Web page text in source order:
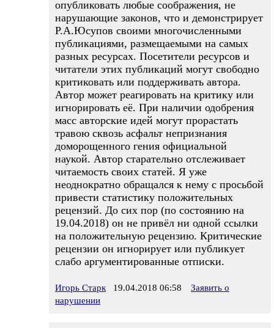
опубликовать любые соображения, не
нарушающие законов, что и демонстрирует
Р.А.Юсупов своими многочисленными
публикациями, размещаемыми на самых
разных ресурсах. Посетители ресурсов и
читатели этих публикаций могут свободно
критиковать или поддерживать автора.
Автор может реагировать на критику или
игнорировать её. При наличии одобрения
масс авторские идей могут прорастать
травою сквозь асфальт непризнания
доморощенного гения официальной
наукой. Автор старательно отслеживает
читаемость своих статей. Я уже
неоднократно обращался к нему с просьбой
привести статистику положительных
рецензий. До сих пор (по состоянию на
19.04.2018) он не привёл ни одной ссылки
на положительную рецензию. Критические
рецензии он игнорирует или публикует
слабо аргументированные отписки.
Игорь Старк 19.04.2018 06:58
Заявить о
нарушении